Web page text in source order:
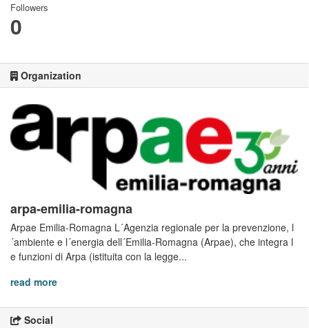
Followers
0
Organization
arpa-emilia-romagna
Arpae Emilia-Romagna L´Agenzia regionale per la prevenzione, l
´ambiente e l´energia dell´Emilia-Romagna (Arpae), che integra l
e funzioni di Arpa (istituita con la legge...
read more
Social